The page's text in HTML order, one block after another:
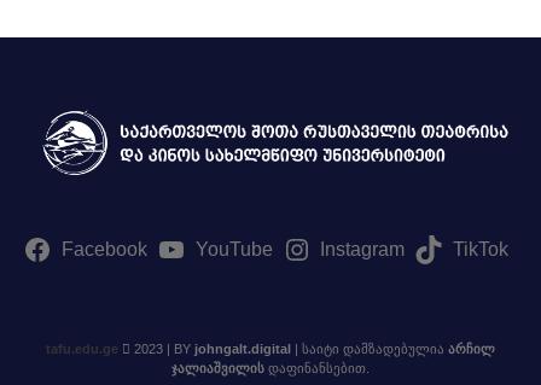
Facebook YouTube Instagram TikTok
tafu.edu.ge 2023 | BY johngalt.digital | საიტი დამზადებულია არჩილ
ჯალიაშვილის დაფინანსებით.